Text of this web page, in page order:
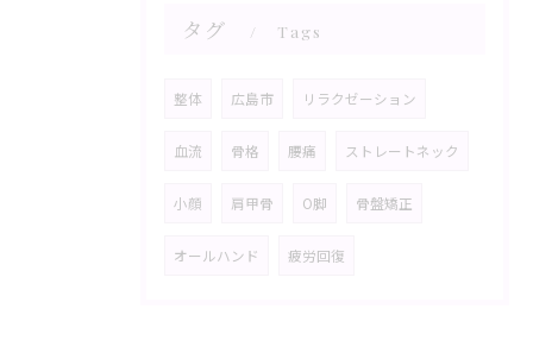
タグ Tags
整体 広島市 リラクゼーション
血流 骨格 腰痛 ストレートネック
小顔 肩甲骨 O脚 骨盤矯正
オールハンド 疲労回復